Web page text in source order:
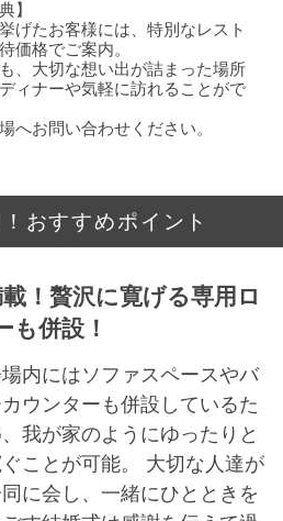
】
げたお客様には、特別なレスト
価格でご案内。
、大切な想い出が詰まった場所
ィナーや気軽に訪れることがで
へお問い合わせください。
おすすめポイント
！贅沢に寛げる専用ロ
も併設！
内にはソファスペースやバ
ウンターも併設しているた
我が家のようにゆったりと
ことが可能。 大切な人達が
に会し、一緒にひとときを